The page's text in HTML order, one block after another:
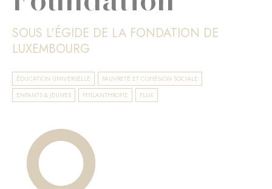
SOUS L'ÉGIDE DE LA FONDATION DE
LUXEMBOURG
ÉDUCATION UNIVERSELLE
PAUVRETÉ ET COHÉSION SOCIALE
ENFANTS & JEUNES
PHILANTHROPIE FLUX